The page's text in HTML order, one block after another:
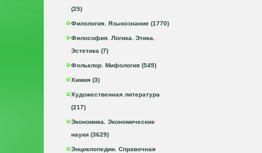
(25)
Филология. Языкознание (1770)
Философия. Логика. Этика.
Эстетика (7)
Фольклор. Мифология (549)
Химия (3)
Художественная литература
(217)
Экономика. Экономические
науки (3629)
Энциклопедии. Справочная